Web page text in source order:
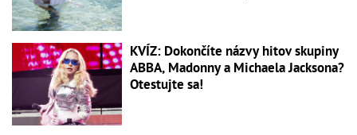
KVÍZ: Dokončíte názvy hitov skupiny
ABBA, Madonny a Michaela Jacksona?
Otestujte sa!